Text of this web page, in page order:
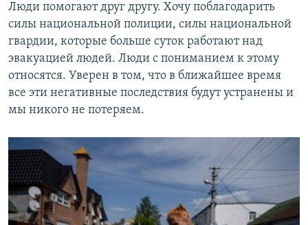
Люди помогают друг другу. Хочу поблагодарить
силы национальной полиции, силы национальной
гвардии, которые больше суток работают над
эвакуацией людей. Люди с пониманием к этому
относятся. Уверен в том, что в ближайшее время
все эти негативные последствия будут устранены и
мы никого не потеряем.